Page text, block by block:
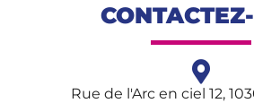
Rue de l'Arc en ciel 12,